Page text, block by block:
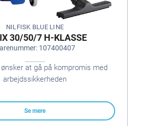
NILFISK BLUE LINE
30/50/7 H-KLASSE
107400407
at gå på kompromis med
arbejdssikkerheden
Se mere